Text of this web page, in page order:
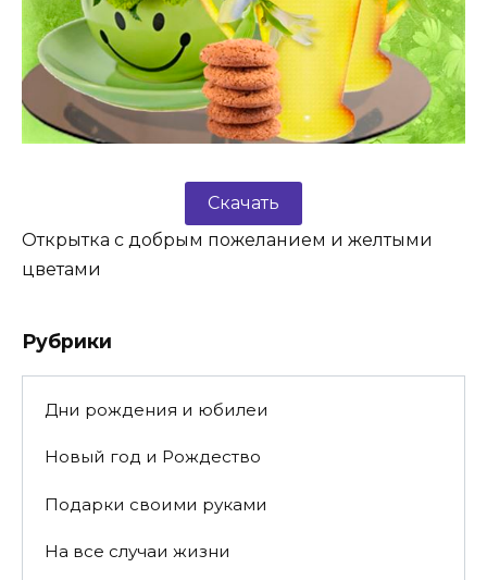
Скачать
Открытка с добрым пожеланием и желтыми
цветами
Рубрики
Дни рождения и юбилеи
Новый год и Рождество
Подарки своими руками
На все случаи жизни